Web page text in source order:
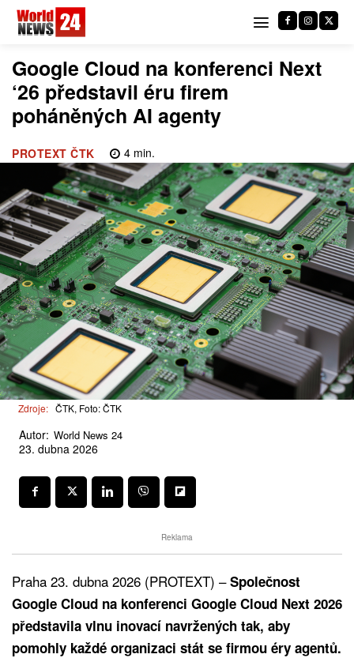
Google Cloud na konferenci Next
‘26 představil éru firem
poháněných AI agenty
PROTEXT ČTK 4min.
Zdroje: ČTK, Foto: ČTK
Autor: World News 24
23. dubna 2026
Reklama
Praha 23. dubna 2026 (PROTEXT) –Společnost
Google Cloud na konferenci Google Cloud Next 2026
představila vlnu inovací navržených tak, aby
pomohly každé organizaci stát se firmou éry agentů.